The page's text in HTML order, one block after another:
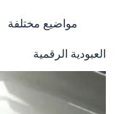
مواضيع مختلفة
العبودية الرقمية